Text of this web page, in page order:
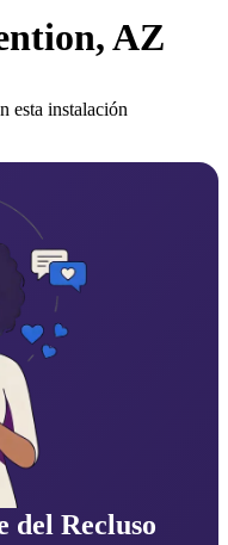
AZ
esta instalación
del Recluso